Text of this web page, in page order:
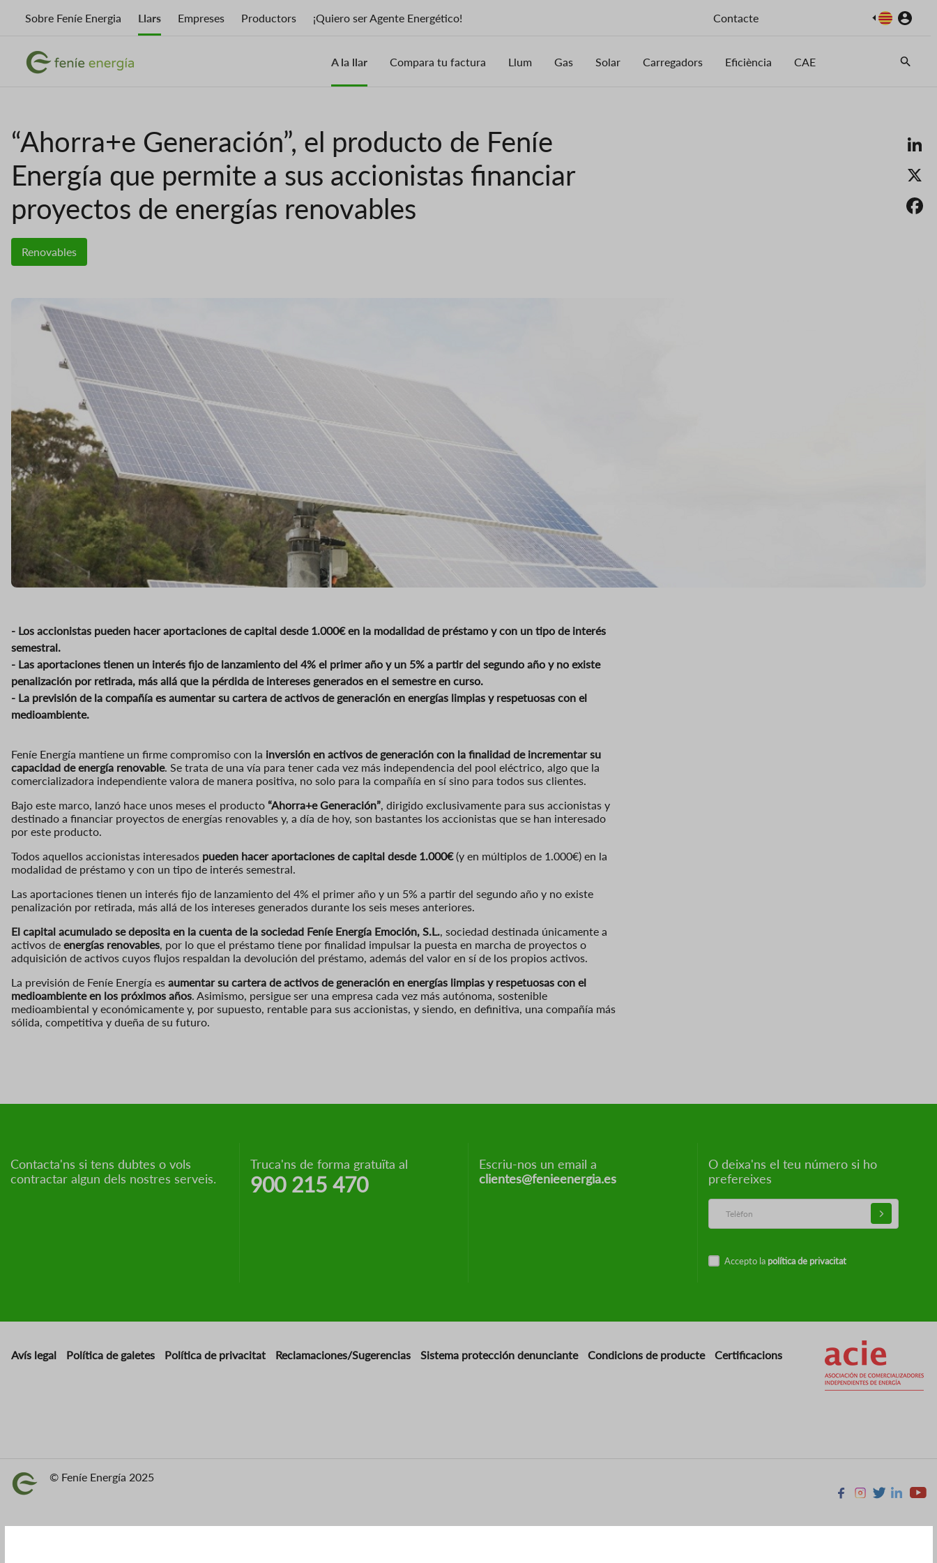
Sobre Feníe Energia Llars Empreses Productors ¡Quiero ser Agente Energético! Contacte Imatge
ImatgeImatge A la llar Compara tu factura Llum Gas Solar Carregadors Eficiència CAE
“Ahorra+e Generación”, el producto de Feníe
Energía que permite a sus accionistas financiar
proyectos de energías renovables
Renovables
- Los accionistas pueden hacer aportaciones de capital desde 1.000€ en la modalidad de préstamo y con un tipo de interés
semestral.
- Las aportaciones tienen un interés fijo de lanzamiento del 4% el primer año y un 5% a partir del segundo año y no existe
penalización por retirada, más allá que la pérdida de intereses generados en el semestre en curso.
- La previsión de la compañía es aumentar su cartera de activos de generación en energías limpias y respetuosas con el
medioambiente.
Feníe Energía mantiene un firme compromiso con la inversión en activos de generación con la finalidad de incrementar su
capacidad de energía renovable. Se trata de una vía para tener cada vez más independencia del pool eléctrico, algo que la
comercializadora independiente valora de manera positiva, no solo para la compañía en sí sino para todos sus clientes.
Bajo este marco, lanzó hace unos meses el producto “Ahorra+e Generación”, dirigido exclusivamente para sus accionistas y
destinado a financiar proyectos de energías renovables y, a día de hoy, son bastantes los accionistas que se han interesado
por este producto.
Todos aquellos accionistas interesados pueden hacer aportaciones de capital desde 1.000€(y en múltiplos de 1.000€) en la
modalidad de préstamo y con un tipo de interés semestral.
Las aportaciones tienen un interés fijo de lanzamiento del 4% el primer año y un 5% a partir del segundo año y no existe
penalización por retirada, más allá de los intereses generados durante los seis meses anteriores.
El capital acumulado se deposita en la cuenta de la sociedad Feníe Energía Emoción, S.L., sociedad destinada únicamente a
activos de energías renovables, por lo que el préstamo tiene por finalidad impulsar la puesta en marcha de proyectos o
adquisición de activos cuyos flujos respaldan la devolución del préstamo, además del valor en sí de los propios activos.
La previsión de Feníe Energía es aumentar su cartera de activos de generación en energías limpias y respetuosas con el
medioambiente en los próximos años. Asimismo, persigue ser una empresa cada vez más autónoma, sostenible
medioambiental y económicamente y, por supuesto, rentable para sus accionistas, y siendo, en definitiva, una compañía más
sólida, competitiva y dueña de su futuro.
Contacta'ns si tens dubtes o vols
contractar algun dels nostres serveis.
Truca'ns de forma gratuïta al
900 215 470
Escriu-nos un email a
clientes@fenieenergia.es
O deixa'ns el teu número si ho
prefereixes
Accepto la política de privacitat
Avís legal Política de galetes Política de privacitat Reclamaciones/Sugerencias Sistema protección denunciante Condicions de producte Certificacions
Imatge © Feníe Energía 2025
Facebook
Instagram
X Linkedin